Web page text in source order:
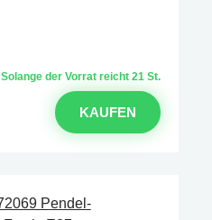
Solange der Vorrat reicht 21 St.
KAUFEN